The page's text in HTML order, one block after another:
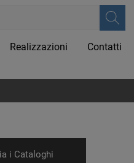
Realizzazioni Contatti
i Cataloghi